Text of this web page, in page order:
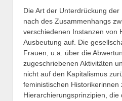
Die Art der Unterdrückung
nach des Zusammenhangs
verschiedenen Instanzen von
Ausbeutung auf. Die
Frauen, u.a. über die
zugeschriebenen Aktivitäten
nicht auf den Kapitalismus
feministischen
Hierarchierungsprinzipien, die